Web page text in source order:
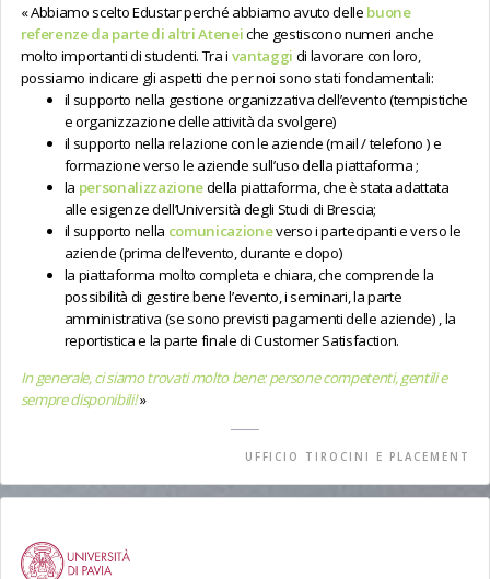
Abbiamo scelto Edustar perché abbiamo avuto delle buone
referenze da parte di altri Ateneiche gestiscono numeri anche
molto importanti di studenti. Tra i vantaggi di lavorare con loro,
possiamo indicare gli aspetti che per noi sono stati fondamentali:
il supporto nella gestione organizzativa dell’evento (tempistiche
e organizzazione delle attività da svolgere)
il supporto nella relazione con le aziende (mail / telefono ) e
formazione verso le aziende sull’uso della piattaforma ;
la personalizzazionedella piattaforma, che è stata adattata
alle esigenze dell’Università degli Studi di Brescia;
il supporto nella comunicazioneverso i partecipanti e verso le
aziende (prima dell’evento, durante e dopo)
la piattaforma molto completa e chiara, che comprende la
possibilità di gestire bene l’evento, i seminari, la parte
amministrativa (se sono previsti pagamenti delle aziende) , la
reportistica e la parte finale di Customer Satisfaction.
In generale, ci siamo trovati molto bene: persone competenti, gentili e
sempre disponibili!
UFFICIO TIROCINI E PLACEMENT